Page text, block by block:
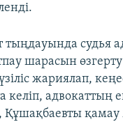
тыңдауында судья
шарасын
жариялап,
келіп, адвокаттың
қамау